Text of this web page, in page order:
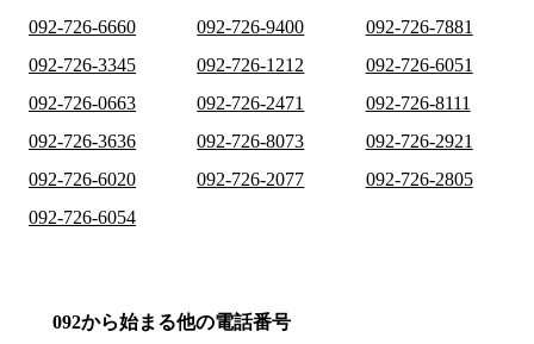
092-726-6660
092-726-9400
092-726-7881
092-726-3345
092-726-1212
092-726-6051
092-726-0663
092-726-2471
092-726-8111
092-726-3636
092-726-8073
092-726-2921
092-726-6020
092-726-2077
092-726-2805
092-726-6054
092から始まる他の電話番号